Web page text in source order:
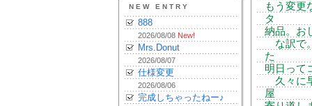
NEW ENTRY
888
2026/08/08 New!
Mrs.Donut
2026/08/07
仕様変更
2026/08/06
完成しちゃったねー♪
もう変更
タ
納品。お
な訳で
た
明日って
久々に
屋